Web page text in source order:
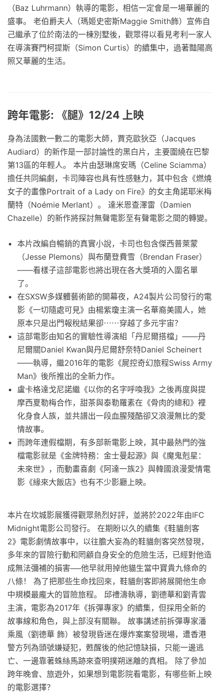
（Baz Luhrmann）執導的電影，相信一定會是一場華麗的
盛事。 老伯爵夫人（瑪姬史密斯Maggie Smith飾）宣佈自
己繼承了位於南法的一棟別墅後，觀眾得以看見考利一家人
在導演賽門柯提斯（Simon Curtis）的續集中，過著豔陽高
照又華麗的生活。
跨年電影: 《腿》12/24 上映
身為法國數一數二的電影大師，賈克歐狄亞（Jacques
Audiard）的新作是一部討論性的黑白片，主要圍繞在巴黎
第13區的年輕人。 本片由瑟琳席安瑪（Celine Sciamma）
擔任共同編劇，卡司陣容也具有性感魅力，其中包含《燃燒
女子的畫像Portrait of a Lady on Fire》的女主角諾耶米梅
蘭特（Noémie Merlant）。 達米恩查澤雷（Damien
Chazelle）的新作將探討無聲電影至有聲電影之間的轉變。
本片改編自暢銷的真實小說，卡司也包含傑西普萊蒙
（Jesse Plemons）與布蘭登費雪（Brendan Fraser）
——看樣子這部電影也將出現在各大獎項的入圍名單
了。
在SXSW多媒體藝術節的開幕夜，A24製片公司發行的電
影《一切隨處可見》由楊紫瓊主演一名華裔美國人，她
原本只是出門報稅結果卻⋯⋯穿越了多元宇宙？
這部電影由知名的實驗性導演組「丹尼爾搭檔」——丹
尼爾關Daniel Kwan與丹尼爾舒奈特Daniel Scheinert
——執導，繼2016年的電影《屍控奇幻旅程Swiss Army
Man》後所推出的全新力作。
盧卡格達戈尼諾繼《以你的名字呼喚我》之後再度與提
摩西夏勒梅合作，甜茶與泰勒羅素在《骨肉的總和》裡
化身食人族，並共譜出一段血腥殘酷卻又浪漫無比的愛
情故事。
而跨年連假檔期，有多部新電影上映，其中最熱門的強
檔電影就是《金牌特務：金士曼起源》與《魔鬼剋星：
未來世》，而動畫喜劇《阿達一族2》與韓國浪漫愛情電
影《緣來大飯店》也有不少影廳上映。
本片在坎城影展獲得觀眾熱烈好評，並將於2022年由IFC
Midnight電影公司發行。 在期盼以久的續集《鞋貓劍客
2》電影劇情故事中，以往膽大妄為的鞋貓劍客突然發現，
多年來的冒險行動和罔顧自身安全的危險生活，已經對他造
成無法彌補的損害──他早就用掉他貓生當中寶貴九條命的
八條！ 為了把那些生命找回來，鞋貓劍客即將展開他生命
中規模最龐大的冒險旅程。 邱禮濤執導，劉德華和劉青雲
主演，電影為2017年《拆彈專家》的續集，但採用全新的
故事線和角色，與上部沒有關聯。 故事講述前拆彈專家潘
乘風（劉德華 飾）被發現昏迷在爆炸案案發現場，遭香港
警方列為頭號嫌疑犯，甦醒後的他記憶缺損，只能一邊逃
亡、一邊靠著蛛絲馬跡來查明撲朔迷離的真相。 除了參加
跨年晚會、旅遊外，如果想到電影院看電影，有哪些新上映
的電影選擇？